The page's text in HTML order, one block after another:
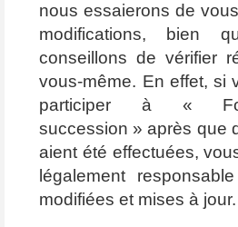
nous essaierons de
modifications, bien
conseillons de vérifier
vous-même. En effet, si
participer à «
succession » après que
aient été effectuées,
légalement
modifiées et mises à jour.